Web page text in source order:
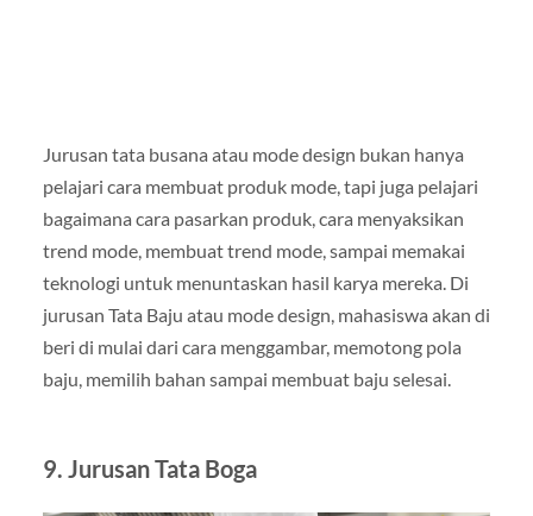
Jurusan tata busana atau mode design bukan hanya
pelajari cara membuat produk mode, tapi juga pelajari
bagaimana cara pasarkan produk, cara menyaksikan
trend mode, membuat trend mode, sampai memakai
teknologi untuk menuntaskan hasil karya mereka. Di
jurusan Tata Baju atau mode design, mahasiswa akan di
beri di mulai dari cara menggambar, memotong pola
baju, memilih bahan sampai membuat baju selesai.
9. Jurusan Tata Boga